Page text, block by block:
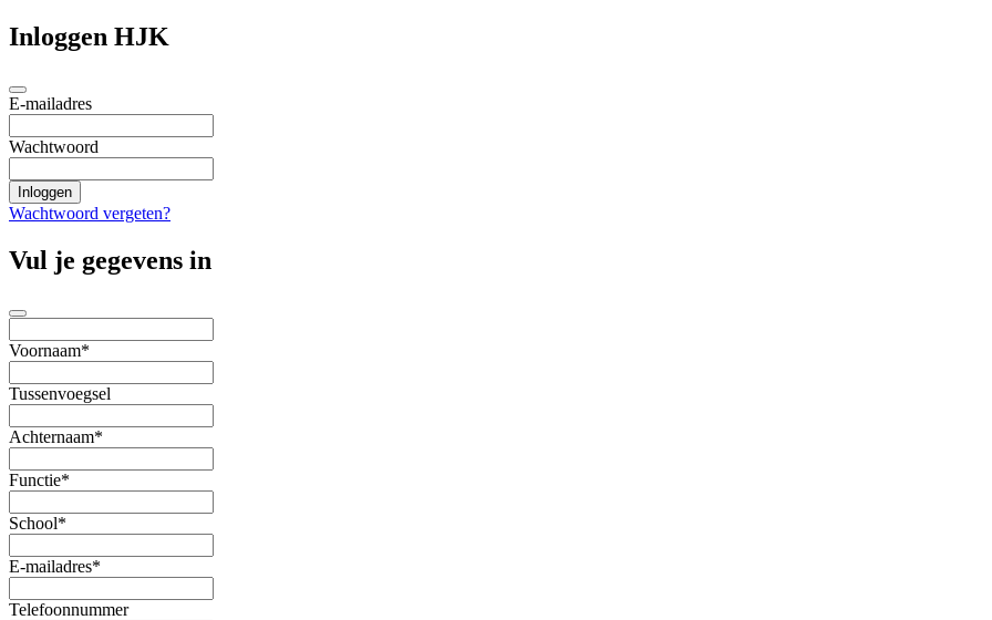
Inloggen HJK
E-mailadres
Wachtwoord
Wachtwoord vergeten?
Vul je gegevens in
Voornaam*
Tussenvoegsel
Achternaam*
Functie*
School*
E-mailadres*
Telefoonnummer